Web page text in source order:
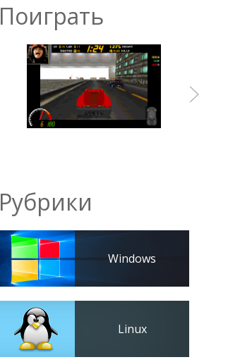
Поиграть
Рубрики
Windows
Linux